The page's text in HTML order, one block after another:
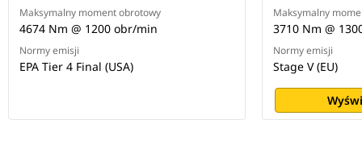
Maksymalny moment obrotowy
4674 Nm @ 1200 obr/min
Normy emisji
EPA Tier 4 Final (USA)
Maksymalny
3710 Nm @
Normy emisji
Stage V (EU)